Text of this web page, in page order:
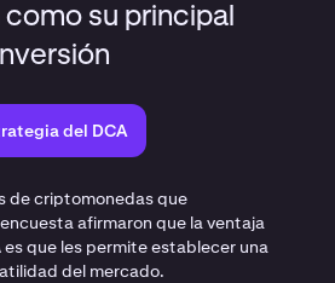
su principal
del DCA
de criptomonedas que
afirmaron que la ventaja
que les permite establecer una
del mercado.